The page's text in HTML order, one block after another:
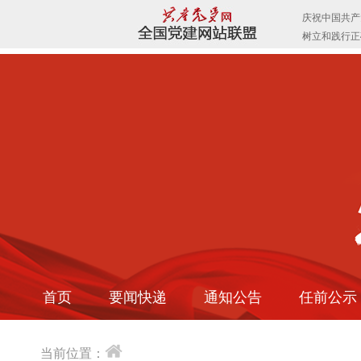
首页 要闻快递 通知公告 任前公示
当前位置：